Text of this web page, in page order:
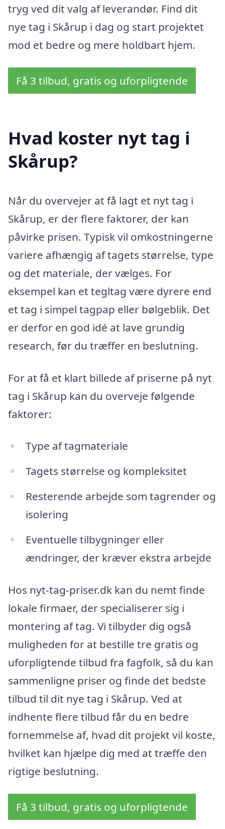
tryg ved dit valg af leverandør. Find dit
nye tag i Skårup i dag og start projektet
mod et bedre og mere holdbart hjem.
Få 3 tilbud, gratis og uforpligtende
Hvad koster nyt tag i
Skårup?
Når du overvejer at få lagt et nyt tag i
Skårup, er der flere faktorer, der kan
påvirke prisen. Typisk vil omkostningerne
variere afhængig af tagets størrelse, type
og det materiale, der vælges. For
eksempel kan et tegltag være dyrere end
et tag i simpel tagpap eller bølgeblik. Det
er derfor en god idé at lave grundig
research, før du træffer en beslutning.
For at få et klart billede af priserne på nyt
tag i Skårup kan du overveje følgende
faktorer:
Type af tagmateriale
Tagets størrelse og kompleksitet
Resterende arbejde som tagrender og
isolering
Eventuelle tilbygninger eller
ændringer, der kræver ekstra arbejde
Hos nyt-tag-priser.dk kan du nemt finde
lokale firmaer, der specialiserer sig i
montering af tag. Vi tilbyder dig også
muligheden for at bestille tre gratis og
uforpligtende tilbud fra fagfolk, så du kan
sammenligne priser og finde det bedste
tilbud til dit nye tag i Skårup. Ved at
indhente flere tilbud får du en bedre
fornemmelse af, hvad dit projekt vil koste,
hvilket kan hjælpe dig med at træffe den
rigtige beslutning.
Få 3 tilbud, gratis og uforpligtende